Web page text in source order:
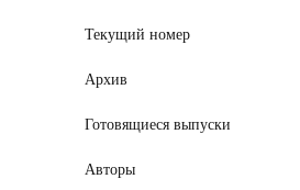
Текущий номер
Архив
Готовящиеся выпуски
Авторы